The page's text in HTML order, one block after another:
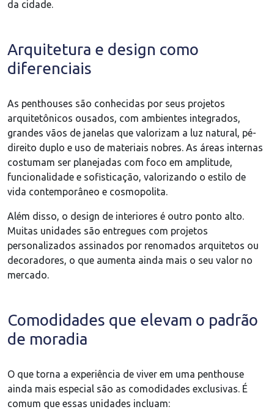
da cidade.
Arquitetura e design como
diferenciais
As penthouses são conhecidas por seus projetos
arquitetônicos ousados, com ambientes integrados,
grandes vãos de janelas que valorizam a luz natural, pé-
direito duplo e uso de materiais nobres. As áreas internas
costumam ser planejadas com foco em amplitude,
funcionalidade e sofisticação, valorizando o estilo de
vida contemporâneo e cosmopolita.
Além disso, o design de interiores é outro ponto alto.
Muitas unidades são entregues com projetos
personalizados assinados por renomados arquitetos ou
decoradores, o que aumenta ainda mais o seu valor no
mercado.
Comodidades que elevam o padrão
de moradia
O que torna a experiência de viver em uma penthouse
ainda mais especial são as comodidades exclusivas. É
comum que essas unidades incluam: